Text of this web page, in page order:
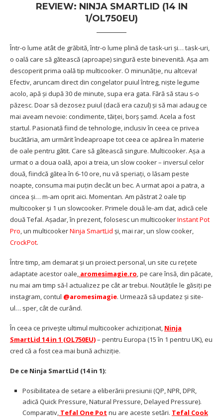
REVIEW: NINJA SMARTLID (14 IN
1/OL750EU)
Într-o lume atât de grăbită, într-o lume plină de task-uri și… task-uri,
o oală care să gătească (aproape) singură este binevenită. Așa am
descoperit prima oală tip multicooker. O minunăție, nu altceva!
Efectiv, aruncam direct din congelator puiul întreg, niște legume
acolo, apă și după 30 de minute, supa era gata. Fără să stau s-o
păzesc. Doar să dezosez puiul (dacă era cazul) și să mai adaug ce
mai aveam nevoie: condimente, tăiței, borș șamd. Acela a fost
startul. Pasionată fiind de tehnologie, inclusiv în ceea ce privea
bucătăria, am urmărit îndeaproape tot ceea ce apărea în materie
de oale pentru gătit. Care să gătească singure. Multicooker. Așa a
urmat o a doua oală, apoi a treia, un slow cooker – inversul celor
două, fiindcă gătea în 6-10 ore, nu vă speriați, o lăsam peste
noapte, consuma mai puțin decât un bec. A urmat apoi a patra, a
cincea și… m-am oprit aici. Momentan. Am păstrat 2 oale tip
multicooker și 1 un slowcooker. Primele două le-am dat, adică cele
două Tefal. Așadar, în prezent, folosesc un multicookerInstant Pot
Pro, un multicookerNinja SmartLid și, mai rar, un slow cooker,
CrockPot.
Între timp, am demarat și un proiect personal, un site cu rețete
adaptate acestor oale, aromesimagie.ro, pe care însă, din păcate,
nu mai am timp să-l actualizez pe cât ar trebui. Noutățile le găsiți pe
instagram, contul @aromesimagie. Urmează să updatez și site-
ul… sper, cât de curând.
În ceea ce privește ultimul multicooker achiziționat, Ninja
SmartLid 14 in 1 (OL750EU)– pentru Europa (15 în 1 pentru UK), eu
cred că a fost cea mai bună achiziție.
De ce Ninja SmartLid (14 in 1):
Posibilitatea de setare a eliberării presiunii (QP, NPR, DPR,
adică Quick Pressure, Natural Pressure, Delayed Pressure).
Comparativ, Tefal One Pot nu are aceste setări. Tefal Cook